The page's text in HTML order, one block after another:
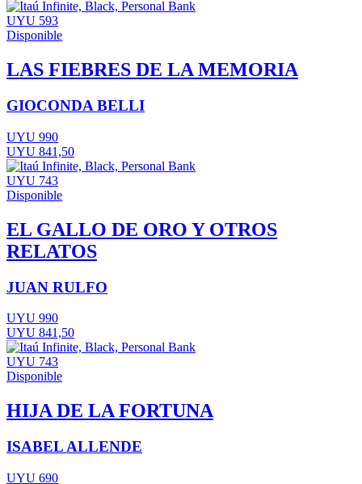
UYU 593
Disponible
LAS FIEBRES DE LA MEMORIA
GIOCONDA BELLI
UYU 990
UYU 841,50
UYU 743
Disponible
EL GALLO DE ORO Y OTROS
RELATOS
JUAN RULFO
UYU 990
UYU 841,50
UYU 743
Disponible
HIJA DE LA FORTUNA
ISABEL ALLENDE
UYU 690